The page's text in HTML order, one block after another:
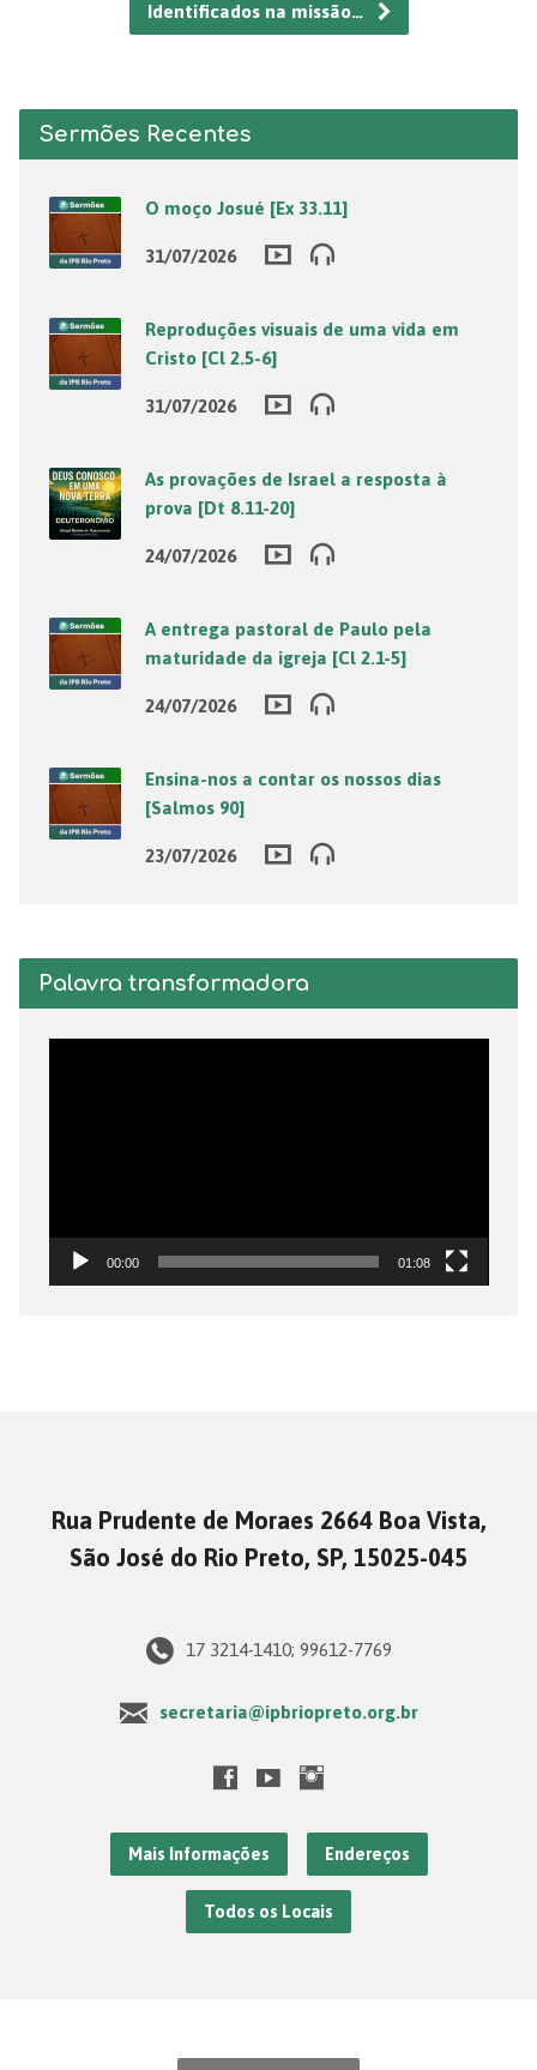
Identificados na missão…
Sermões Recentes
O moço Josué [Ex 33.11]
31/07/2026
Reproduções visuais de uma vida em
Cristo [Cl 2.5-6]
31/07/2026
As provações de Israel a resposta à
prova [Dt 8.11-20]
24/07/2026
A entrega pastoral de Paulo pela
maturidade da igreja [Cl 2.1-5]
24/07/2026
Ensina-nos a contar os nossos dias
[Salmos 90]
23/07/2026
Palavra transformadora
00:00 01:08
Rua Prudente de Moraes 2664 Boa Vista,
São José do Rio Preto, SP, 15025-045
17 3214-1410; 99612-7769
secretaria@ipbriopreto.org.br
Mais Informações Endereços
Todos os Locais